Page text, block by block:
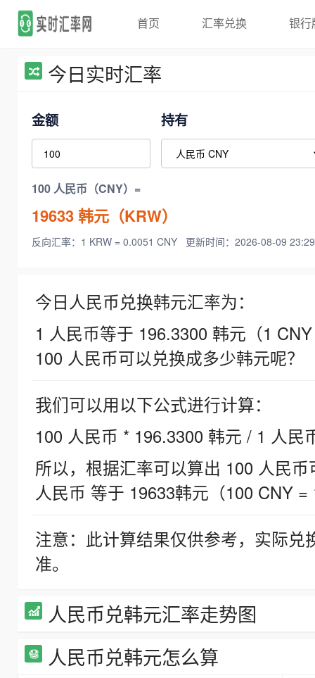
首页 汇率兑换 银行
今日实时汇率
金额 持有
100 人民币（CNY）=
19633韩元（KRW）
反向汇率：1 KRW = 0.0051 CNY 更新时间：2026-08-09
今日人民币兑换韩元汇率为：
1 人民币等于 196.3300 韩元（1
100 人民币可以兑换成多少韩元呢？
我们可以用以下公式进行计算：
100 人民币 * 196.3300 韩元 / 1 人民
所以，根据汇率可以算出 100 人民
人民币 等于 19633韩元（100 CNY =
注意：此计算结果仅供参考，实际
准。
人民币兑韩元汇率走势图
人民币兑韩元怎么算